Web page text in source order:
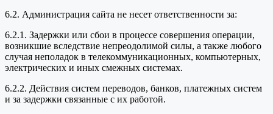
6.2. Администрация сайта не несет ответственности за:
6.2.1. Задержки или сбои в процессе совершения операции,
возникшие вследствие непреодолимой силы, а также любого
случая неполадок в телекоммуникационных, компьютерных,
электрических и иных смежных системах.
6.2.2. Действия систем переводов, банков, платежных систем
и за задержки связанные с их работой.